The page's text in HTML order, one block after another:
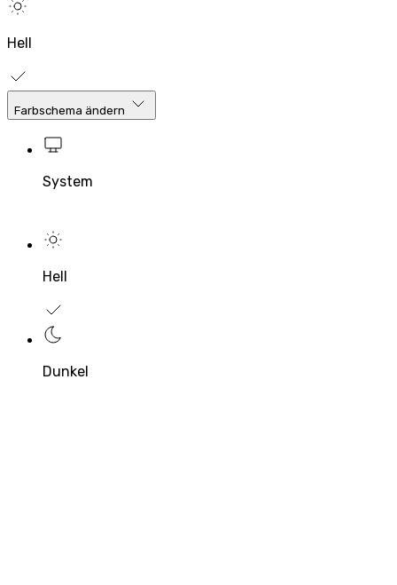
Hell
Farbschema ändern
System
Hell
Dunkel